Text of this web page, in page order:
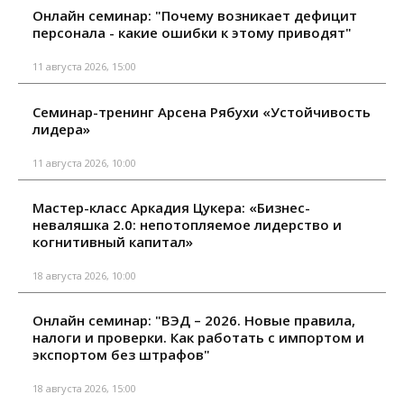
Онлайн семинар: "Почему возникает дефицит
персонала - какие ошибки к этому приводят"
11 августа 2026, 15:00
Семинар-тренинг Арсена Рябухи «Устойчивость
лидера»
11 августа 2026, 10:00
Мастер-класс Аркадия Цукера: «Бизнес-
неваляшка 2.0: непотопляемое лидерство и
когнитивный капитал»
18 августа 2026, 10:00
Онлайн семинар: "ВЭД – 2026. Новые правила,
налоги и проверки. Как работать с импортом и
экспортом без штрафов"
18 августа 2026, 15:00